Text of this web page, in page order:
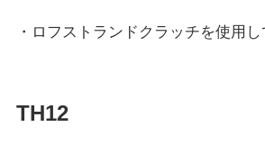
・ロフストランドクラッチを使用
TH12